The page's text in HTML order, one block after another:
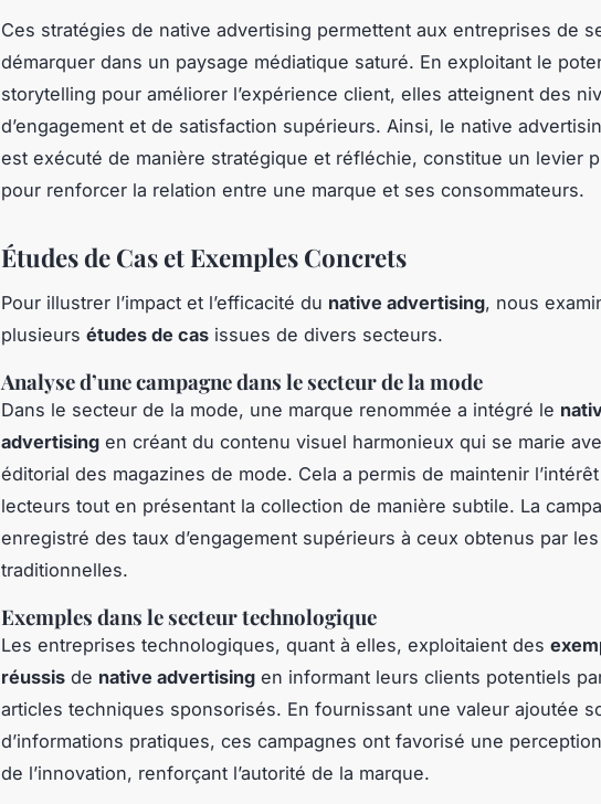
Ces stratégies de native advertising permettent aux entreprises de
démarquer dans un paysage médiatique saturé. En exploitant le
storytelling pour améliorer l’expérience client, elles atteignent des
d’engagement et de satisfaction supérieurs. Ainsi, le native
est exécuté de manière stratégique et réfléchie, constitue un levier
pour renforcer la relation entre une marque et ses consommateurs.
Études de Cas et Exemples Concrets
Pour illustrer l’impact et l’efficacité du native advertising, nous
plusieurs études de cas issues de divers secteurs.
Analyse d’une campagne dans le secteur de la mode
Dans le secteur de la mode, une marque renommée a intégré le
advertising en créant du contenu visuel harmonieux qui se marie
éditorial des magazines de mode. Cela a permis de maintenir
lecteurs tout en présentant la collection de manière subtile. La
enregistré des taux d’engagement supérieurs à ceux obtenus par
traditionnelles.
Exemples dans le secteur technologique
Les entreprises technologiques, quant à elles, exploitaient des
réussis de native advertising en informant leurs clients potentiels
articles techniques sponsorisés. En fournissant une valeur ajoutée
d’informations pratiques, ces campagnes ont favorisé une
de l’innovation, renforçant l’autorité de la marque.